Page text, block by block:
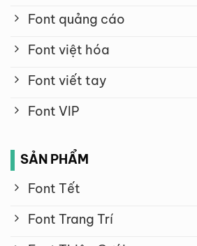
Font quảng cáo
Font việt hóa
Font viết tay
Font VIP
SẢN PHẨM
Font Tết
Font Trang Trí